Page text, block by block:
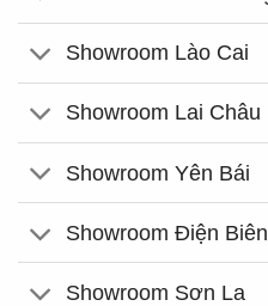
Showroom Lào Cai
Showroom Lai Châu
Showroom Yên Bái
Showroom Điện Biên
Showroom Sơn La